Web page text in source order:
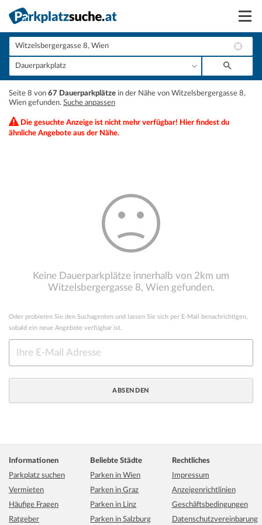
Suchen
Vermieten
Anmelden
Seite 8 von 67 Dauerparkplätze in der Nähe von Witzelsbergergasse 8,
Wien gefunden. Suche anpassen
Die gesuchte Anzeige ist nicht mehr verfügbar! Hier findest du
ähnliche Angebote aus der Nähe.
Keine Dauerparkplätze innerhalb von 2km um
Witzelsbergergasse 8, Wien gefunden.
Oder probieren Sie den Suchagenten und lassen Sie sich per E-Mail benachrichtigen,
sobald ein neue Angebote verfügbar ist.
Informationen
Parkplatz suchen
Vermieten
Häufige Fragen
Ratgeber
Beliebte Städte
Parken in Wien
Parken in Graz
Parken in Linz
Parken in Salzburg
Rechtliches
Impressum
Anzeigenrichtlinien
Geschäftsbedingungen
Datenschutzvereinbarung
+
−